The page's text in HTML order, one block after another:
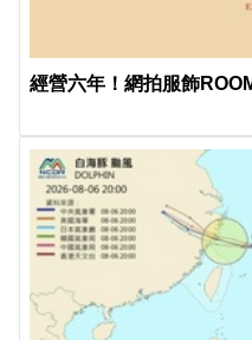
經營六年！網拍服飾